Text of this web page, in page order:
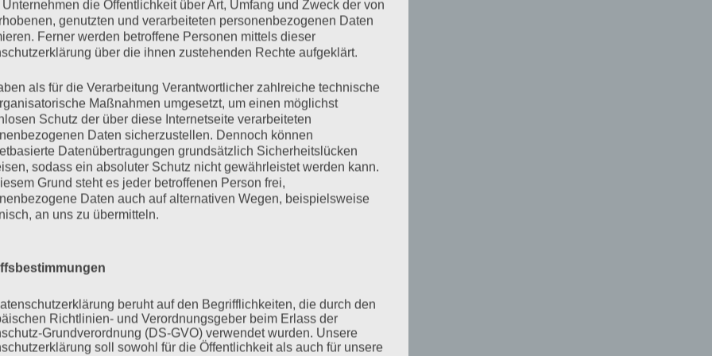
FGZ“ wollen wir diese Thesen
Haben wir es überhaupt
und politischen Einstellungen in
Sichtweise verzerrt? Lassen sich
Konfliktlinien und
erkennen? Welche Daten
Und schließlich: Wieviele dieser
plurale Demokratie aushalten?
Fragen zwischen Prof. Dr.
Soziologie, FGZ Frankfurt/Goethe-
Zick (Direktor des Instituts für
FGZ
von Heike List
Geschäftsführung, FGZ), startet die
ins Jahr 2022.
Unternehmen die Öffentlichkeit über Art, Umfang und Zweck der von
genutzten und verarbeiteten personenbezogenen Daten
Ferner werden betroffene Personen mittels dieser
über die ihnen zustehenden Rechte aufgeklärt.
als für die Verarbeitung Verantwortlicher zahlreiche technische
Maßnahmen umgesetzt, um einen möglichst
Schutz der über diese Internetseite verarbeiteten
Daten sicherzustellen. Dennoch können
Datenübertragungen grundsätzlich Sicherheitslücken
sodass ein absoluter Schutz nicht gewährleistet werden kann.
Grund steht es jeder betroffenen Person frei,
Daten auch auf alternativen Wegen, beispielsweise
an uns zu übermitteln.
beruht auf den Begrifflichkeiten, die durch den
Richtlinien- und Verordnungsgeber beim Erlass der
Grundverordnung (DS-GVO) verwendet wurden. Unsere
soll sowohl für die Öffentlichkeit als auch für unsere